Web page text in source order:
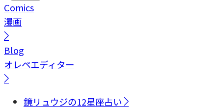
Comics
漫画
Blog
オレペエディター
鏡リュウジの12星座占い